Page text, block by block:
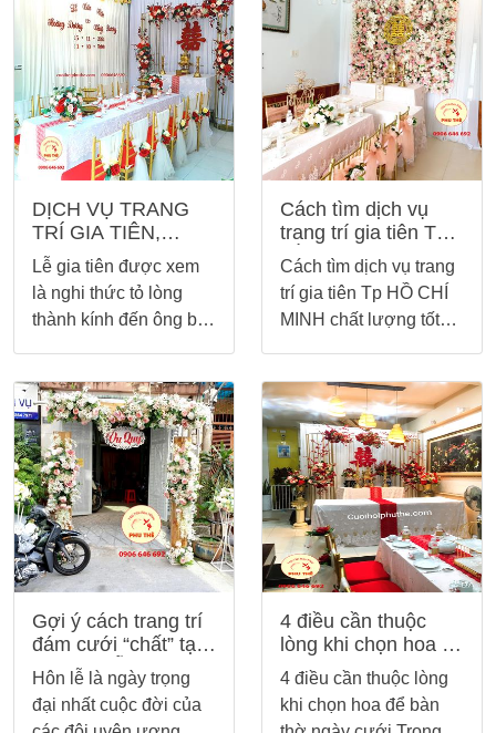
cho mọi người mà còn
thể hiện sự biết ơn ông
bà, tổ tiên, thể hiện sự
trân trọng của gia đình
hai bên với nhau và
cảm ơn công ơn sinh
thành
tình cảm trân trọng, biết
ơn công lao dưỡng
dục của đấng sinh
thành và là mở đầu
một câu chuyện mới,
lời giao kết cho một sự
kết nối thâm giao giữa
hai gia đình.
DỊCH VỤ TRANG
TRÍ GIA TIÊN,
CƯỚI HỎI
Lễ gia tiên được xem
là nghi thức tỏ lòng
thành kính đến ông bà,
lễ vật và xin phép với
tổ tiên, ông bà về
chuyện “thành gia lập
thất”, cầu mong tổ tiên
phù hợp cho đôi trẻ
được “răng long đầu
bạc”, “vững kết đồng
tâm”
Cách tìm dịch vụ
trang trí gia tiên Tp
HỒ CHÍ MINH chất
lượng tốt?
Cách tìm dịch vụ trang
trí gia tiên Tp HỒ CHÍ
MINH chất lượng tốt?
trung tâm của TP.HCM
chính vì vậy các ngành
dịch vụ nơi đây đều rất
phát triển, đặc biệt là
lĩnh vực cưới hỏi. Nếu
như bạn muốn tìm dịch
vụ trang trí gia tiên HỒ
CHÍ MINH, bài viết sau
sẽ gợi ý cho bạn
những thông tin hữu
Gợi ý cách trang trí
đám cưới “chất” tại
nhà mà vẫn tiết kiệm
Hôn lễ là ngày trọng
đại nhất cuộc đời của
4 điều cần thuộc
lòng khi chọn hoa để
bàn thờ ngày cưới
4 điều cần thuộc lòng
khi chọn hoa để bàn